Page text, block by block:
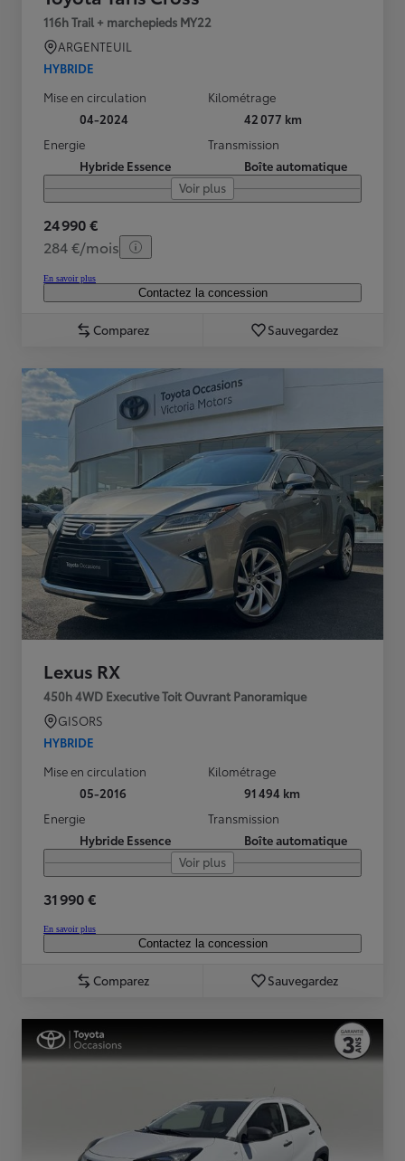
116h Trail + marchepieds MY22
ARGENTEUIL
HYBRIDE
Mise en circulation
04-2024
Kilométrage
42 077 km
Energie
Hybride Essence
Transmission
Boîte automatique
Voir plus
24 990 €
284 €/mois
En savoir plus
Contactez la concession
Comparez Sauvegardez
Lexus RX
450h 4WD Executive Toit Ouvrant Panoramique
GISORS
HYBRIDE
Mise en circulation
05-2016
Kilométrage
91 494 km
Energie
Hybride Essence
Transmission
Boîte automatique
Voir plus
31 990 €
En savoir plus
Contactez la concession
Comparez Sauvegardez